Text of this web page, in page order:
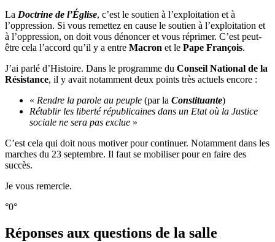
La Doctrine de l’Église, c’est le soutien à l’exploitation et à
l’oppression. Si vous remettez en cause le soutien à l’exploitation et
à l’oppression, on doit vous dénoncer et vous réprimer. C’est peut-
être cela l’accord qu’il y a entre Macron et le Pape François.
J’ai parlé d’Histoire. Dans le programme du Conseil National de la
Résistance, il y avait notamment deux points très actuels encore :
« Rendre la parole au peuple (par la Constituante)
Rétablir les liberté républicaines dans un Etat où la Justice
sociale ne sera pas exclue »
C’est cela qui doit nous motiver pour continuer. Notamment dans les
marches du 23 septembre. Il faut se mobiliser pour en faire des
succès.
Je vous remercie.
°0°
Réponses aux questions de la salle